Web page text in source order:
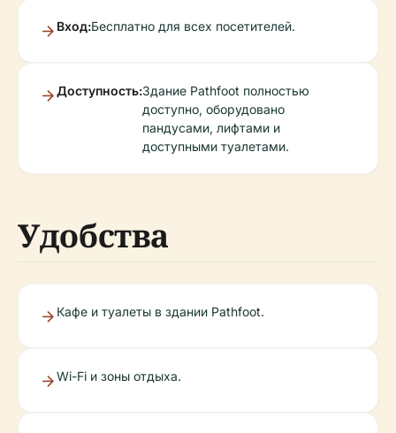
Вход:Бесплатно для всех посетителей.
Доступность:Здание Pathfoot полностью
доступно, оборудовано
пандусами, лифтами и
доступными туалетами.
Удобства
Кафе и туалеты в здании Pathfoot.
Wi-Fi и зоны отдыха.